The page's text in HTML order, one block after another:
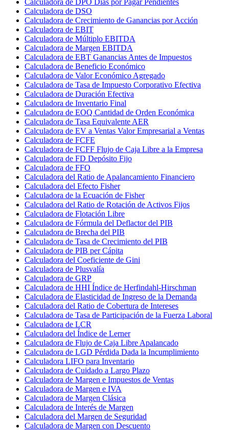
Calculadora de DSO
Calculadora de Crecimiento de Ganancias por Acción
Calculadora de EBIT
Calculadora de Múltiplo EBITDA
Calculadora de Margen EBITDA
Calculadora de EBT Ganancias Antes de Impuestos
Calculadora de Beneficio Económico
Calculadora de Valor Económico Agregado
Calculadora de Tasa de Impuesto Corporativo Efectiva
Calculadora de Duración Efectiva
Calculadora de Inventario Final
Calculadora de EOQ Cantidad de Orden Económica
Calculadora de Tasa Equivalente AER
Calculadora de EV a Ventas Valor Empresarial a Ventas
Calculadora de FCFE
Calculadora de FCFF Flujo de Caja Libre a la Empresa
Calculadora de FD Depósito Fijo
Calculadora de FFO
Calculadora del Ratio de Apalancamiento Financiero
Calculadora del Efecto Fisher
Calculadora de la Ecuación de Fisher
Calculadora del Ratio de Rotación de Activos Fijos
Calculadora de Flotación Libre
Calculadora de Fórmula del Deflactor del PIB
Calculadora de Brecha del PIB
Calculadora de Tasa de Crecimiento del PIB
Calculadora de PIB per Cápita
Calculadora del Coeficiente de Gini
Calculadora de Plusvalía
Calculadora de GRP
Calculadora de HHI Índice de Herfindahl-Hirschman
Calculadora de Elasticidad de Ingreso de la Demanda
Calculadora del Ratio de Cobertura de Intereses
Calculadora de Tasa de Participación de la Fuerza Laboral
Calculadora de LCR
Calculadora del Índice de Lerner
Calculadora de Flujo de Caja Libre Apalancado
Calculadora de LGD Pérdida Dada la Incumplimiento
Calculadora LIFO para Inventario
Calculadora de Cuidado a Largo Plazo
Calculadora de Margen e Impuestos de Ventas
Calculadora de Margen e IVA
Calculadora de Margen Clásica
Calculadora de Interés de Margen
Calculadora del Margen de Seguridad
Calculadora de Margen con Descuento